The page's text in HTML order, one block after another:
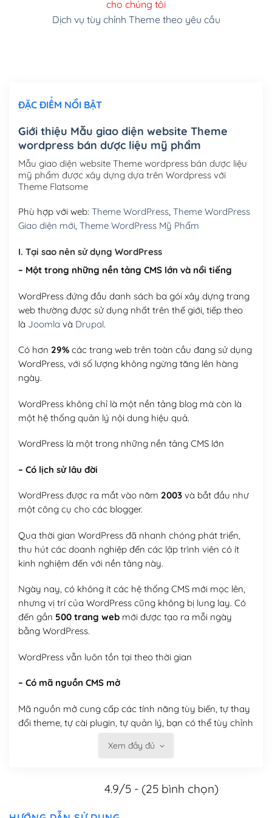
Cài đặt SMTP Mail cho site Wordpress(+100,000₫)
Mua thêm Host + Tên miền
Tên miền quốc tế .com .net .org (1 năm)
Tên miền Việt Nam .vn (1 năm)(+550,000₫)
Hosting 2GB SSD (1 năm) (+450,000₫)
Hosting 5GB SSD (1 năm) (+650,000₫)
cho chúng tôi
Dịch vụ tùy chỉnh Theme theo yêu cầu
ĐẶC ĐIỂM NỔI BẬT
Giới thiệu Mẫu giao diện website Theme
wordpress bán dược liệu mỹ phẩm
Mẫu giao diện website Theme wordpress bán dược liệu
mỹ phẩm được xây dựng dựa trên Wordpress với
Theme Flatsome
Phù hợp với web: Theme WordPress, Theme WordPress
Giao diện mới, Theme WordPress Mỹ Phẩm
I. Tại sao nên sử dụng WordPress
– Một trong những nền tảng CMS lớn và nổi tiếng
WordPress đứng đầu danh sách ba gói xây dựng trang
web thường được sử dụng nhất trên thế giới, tiếp theo
là Joomla và Drupal.
Có hơn 29%các trang web trên toàn cầu đang sử dụng
WordPress, với số lượng không ngừng tăng lên hàng
ngày.
WordPress không chỉ là một nền tảng blog mà còn là
một hệ thống quản lý nội dung hiệu quả.
WordPress là một trong những nền tảng CMS lớn
– Có lịch sử lâu đời
WordPress được ra mắt vào năm 2003và bắt đầu như
một công cụ cho các blogger.
Qua thời gian WordPress đã nhanh chóng phát triển,
thu hút các doanh nghiệp đến các lập trình viên có ít
kinh nghiệm đến với nền tảng này.
Ngày nay, có không ít các hệ thống CMS mới mọc lên,
nhưng vị trí của WordPress cũng không bị lung lay. Có
đến gần 500 trang webmới được tạo ra mỗi ngày
bằng WordPress.
WordPress vẫn luôn tồn tại theo thời gian
– Có mã nguồn CMS mở
Mã nguồn mở cung cấp các tính năng tùy biến, tự thay
đổi theme, tự cài plugin, tự quản lý, bạn có thể tùy chỉnh
Xem đầy đủ
4.9/5 - (25 bình chọn)